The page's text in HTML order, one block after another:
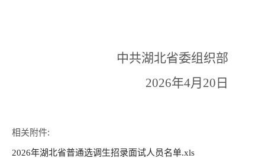
中共湖北省委组织部
2026年4月 20 日
相关附件:
2026年湖北省普通选调生招录面试人员名单.xls